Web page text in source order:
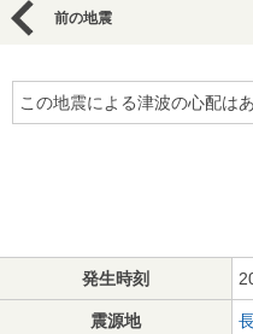
前の地震
この地震による津波の心配は
発生時刻
震源地